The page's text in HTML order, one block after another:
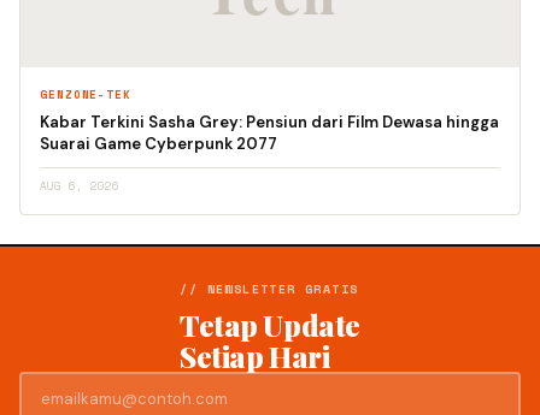
GENZONE-TEK
Kabar Terkini Sasha Grey: Pensiun dari Film Dewasa hingga
Suarai Game Cyberpunk 2077
AUG 6, 2026
// NEWSLETTER GRATIS
Tetap Update
Setiap Hari